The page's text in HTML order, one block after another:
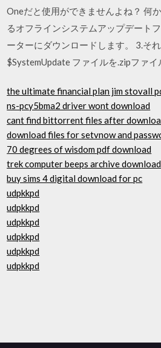
Oneだと使用ができませんよね？ 何
るオフラインシステムアップデート
ーターにダウンロードします。 3.それ
$SystemUpdate ファイルを.zipファイ
the ultimate financial plan jim stovall
ns-pcy5bma2 driver wont download
cant find bittorrent files after
download files for setvnow and
70 degrees of wisdom pdf download
trek computer beeps archive download
buy sims 4 digital download for pc
udpkkpd
udpkkpd
udpkkpd
udpkkpd
udpkkpd
udpkkpd